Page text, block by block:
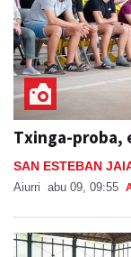
Txinga-proba,
SAN ESTEBAN
Aiurri abu 09, 09:55